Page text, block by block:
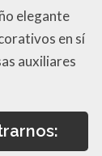
elegante
en sí
auxiliares